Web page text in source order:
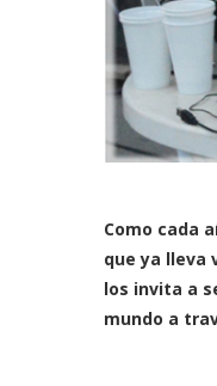
Como cada
que ya lleva
los invita a
mundo a